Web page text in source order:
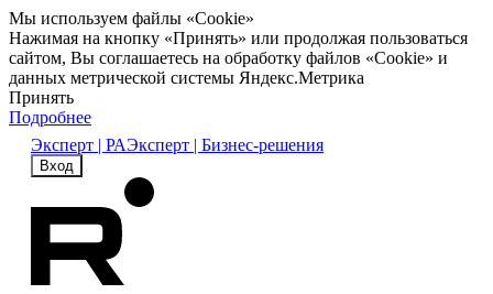
Мы используем файлы «Cookie»
Нажимая на кнопку «Принять» или продолжая пользоваться
сайтом, Вы соглашаетесь на обработку файлов «Cookie» и
данных метрической системы Яндекс.Метрика
Принять
Подробнее
Эксперт | РАЭксперт | Бизнес-решения
Вход